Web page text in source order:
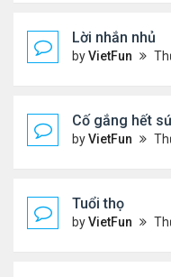
Lời nhắn nhủ
byVietFun Thứ 6
Cố gắng hết
byVietFun Thứ 6
Tuổi thọ
byVietFun Thứ 6